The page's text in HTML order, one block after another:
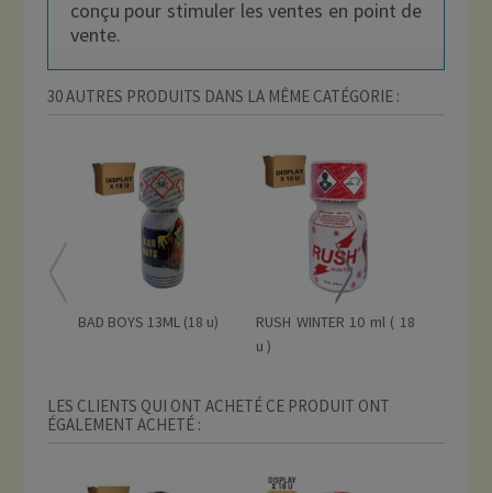
conçu pour stimuler les ventes en point de
vente.
30 AUTRES PRODUITS DANS LA MÊME CATÉGORIE :
BAD BOYS 13ML (18 u)
RUSH WINTER 10 ml ( 18
u )
LES CLIENTS QUI ONT ACHETÉ CE PRODUIT ONT
ÉGALEMENT ACHETÉ :